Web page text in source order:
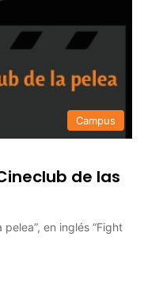
Campus
de las
en inglés “Fight